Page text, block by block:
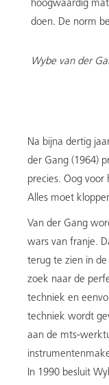
hoogwaardig
doen. De norm
Wybe van der
Na bijna dertig
der Gang (1964)
precies. Oog
Alles moet
Van der Gang
wars van franje.
terug te zien in
zoek naar de
techniek en
techniek wordt
aan de mts-
In 1990 besluit